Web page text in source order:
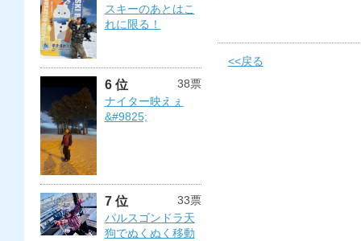
スキーのあとはこ
れに限る！
6 位
38票
ナイター映えぇ
&#9825;
7 位
33票
パルスゴンドラ天
狗でぬくぬく移動
<<戻る